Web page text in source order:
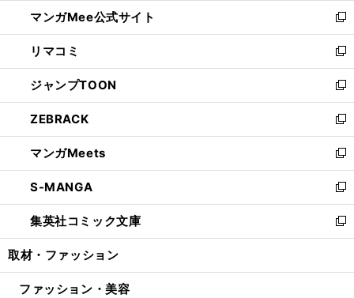
く
ド
ウ
で
開
く
ィ
ン
ド
ウ
で
開
く
し
い
ウ
ィ
ン
ド
ウ
で
開
く
マンガMee公式サイト
新
し
い
ウ
ィ
ン
ド
ウ
で
開
く
リマコミ
新
し
い
ウ
ィ
ン
ド
ウ
で
開
く
ジャンプTOON
新
し
い
ウ
ィ
ン
ド
ウ
で
開
ZEBRACK
新
し
い
ウ
ィ
ン
ド
ウ
開
マンガMeets
新
し
い
ウ
ィ
ン
ウ
S-MANGA
新
し
い
ウ
ン
集英社コミック文庫
新
し
ウ
取材・ファッション
ファッション・美容